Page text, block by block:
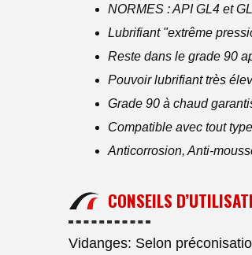
NORMES : API GL4 et
Lubrifiant "extrême
Reste dans le grade 90
Pouvoir lubrifiant très
Grade 90 à chaud
Compatible avec tout
Anticorrosion, Anti-
CONSEILS
Vidanges: Selon